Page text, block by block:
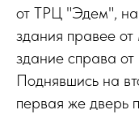
от ТРЦ "Эдем", на
здания правее
здание справа
Поднявшись на
первая же дверь